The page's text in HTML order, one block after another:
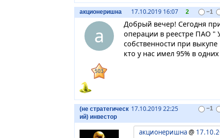
акционеришна 17.10.2019 16:07 2 −1
а
503
Добрый вечер! Сегодня
операции в реестре ПАО "
собственности при
кто у нас имел 95% в одних
(не стратегическ
ий) инвестор
17.10.2019 22:25 −1
акционеришна@